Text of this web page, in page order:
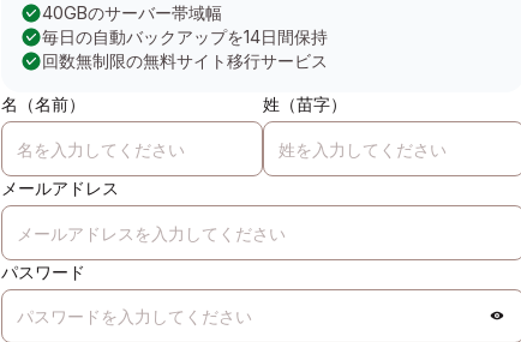
40GBのサーバー帯域幅
毎日の自動バックアップを14日間保持
回数無制限の無料サイト移行サービス
名（名前） 姓（苗字）
メールアドレス
パスワード